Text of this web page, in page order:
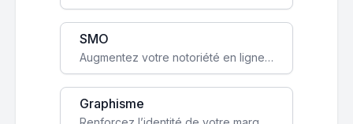
SMO
Augmentez votre notoriété en ligne et stimulez la croissance de votre entreprise grâce à une stratégie sociale sur mesure.
Graphisme